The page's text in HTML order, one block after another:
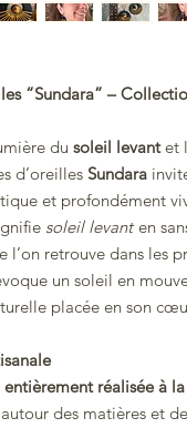
“Sundara” –
du soleil levantet
d’oreilles Sundara
et profondément
soleil levanten
l’on retrouve dans les
un soleil en
placée en son
entièrement réalisée à
des matières et